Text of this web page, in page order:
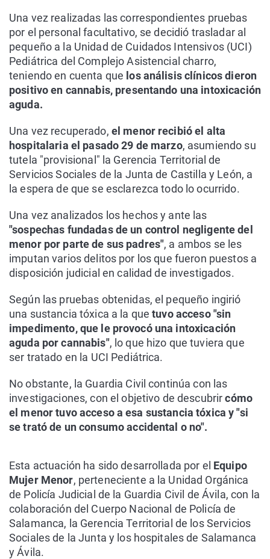
Una vez realizadas las correspondientes pruebas
por el personal facultativo, se decidió trasladar al
pequeño a la Unidad de Cuidados Intensivos (UCI)
Pediátrica del Complejo Asistencial charro,
teniendo en cuenta que los análisis clínicos dieron
positivo en cannabis, presentando una intoxicación
aguda.
Una vez recuperado, el menor recibió el alta
hospitalaria el pasado 29 de marzo, asumiendo su
tutela "provisional" la Gerencia Territorial de
Servicios Sociales de la Junta de Castilla y León, a
la espera de que se esclarezca todo lo ocurrido.
Una vez analizados los hechos y ante las
"sospechas fundadas de un control negligente del
menor por parte de sus padres", a ambos se les
imputan varios delitos por los que fueron puestos a
disposición judicial en calidad de investigados.
Según las pruebas obtenidas, el pequeño ingirió
una sustancia tóxica a la quetuvo acceso "sin
impedimento, que le provocó una intoxicación
aguda por cannabis", lo que hizo que tuviera que
ser tratado en la UCI Pediátrica.
No obstante, la Guardia Civil continúa con las
investigaciones, con el objetivo de descubrircómo
el menor tuvo acceso a esa sustancia tóxica y "si
se trató de un consumo accidental o no".
Esta actuación ha sido desarrollada por el Equipo
Mujer Menor, perteneciente a la Unidad Orgánica
de Policía Judicial de la Guardia Civil de Ávila, con la
colaboración del Cuerpo Nacional de Policía de
Salamanca, la Gerencia Territorial de los Servicios
Sociales de la Junta y los hospitales de Salamanca
y Ávila.